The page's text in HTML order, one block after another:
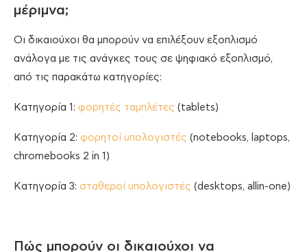
μέριμνα;
Οι δικαιούχοι θα μπορούν να επιλέξουν εξοπλισμό
ανάλογα με τις ανάγκες τους σε ψηφιακό εξοπλισμό,
από τις παρακάτω κατηγορίες:
Κατηγορία 1: φορητές ταμπλέτες (tablets)
Κατηγορία 2: φορητοί υπολογιστές (notebooks, laptops,
chromebooks 2 in 1)
Κατηγορία 3: σταθεροί υπολογιστές (desktops, allin-one)
Πώς μπορούν οι δικαιούχοι να